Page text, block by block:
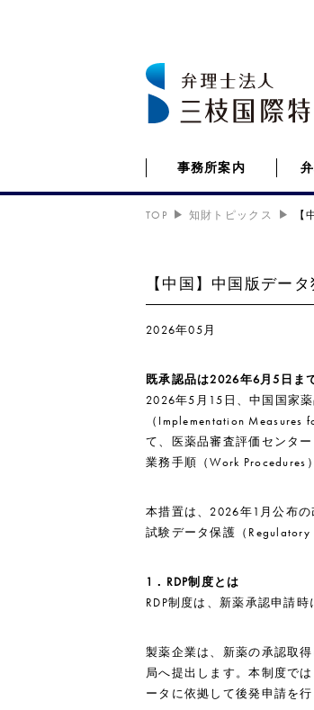
事務所案内
TOP 知財トピックス 【
【中国】中国版デー
2026年05月
既承認品は2026年6月5日ま
2026年5月15日、中国国家
（Implementation
て、医薬品審査評価センタ
業務手順（Work Procedures
本措置は、2026年1月公布
試験データ保護（Regulatory
1 ．RDP制度とは
RDP制度は、新薬承認申請
製薬企業は、新薬の承認取
局へ提出します。本制度で
ータに依拠して後発申請を